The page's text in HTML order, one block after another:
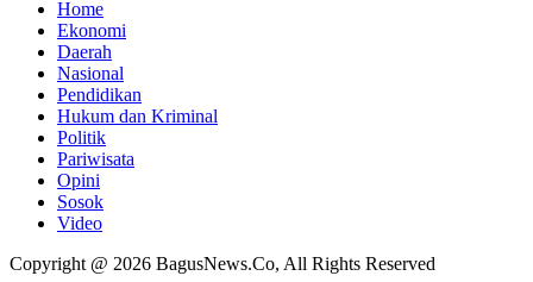
Home
Ekonomi
Daerah
Nasional
Pendidikan
Hukum dan Kriminal
Politik
Pariwisata
Opini
Sosok
Video
Copyright @ 2026 BagusNews.Co, All Rights Reserved